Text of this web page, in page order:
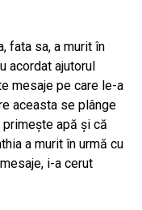
fata sa, a murit în
acordat ajutorul
mesaje pe care le-a
aceasta se plânge
apă şi că
a murit în urmă cu
i-a cerut